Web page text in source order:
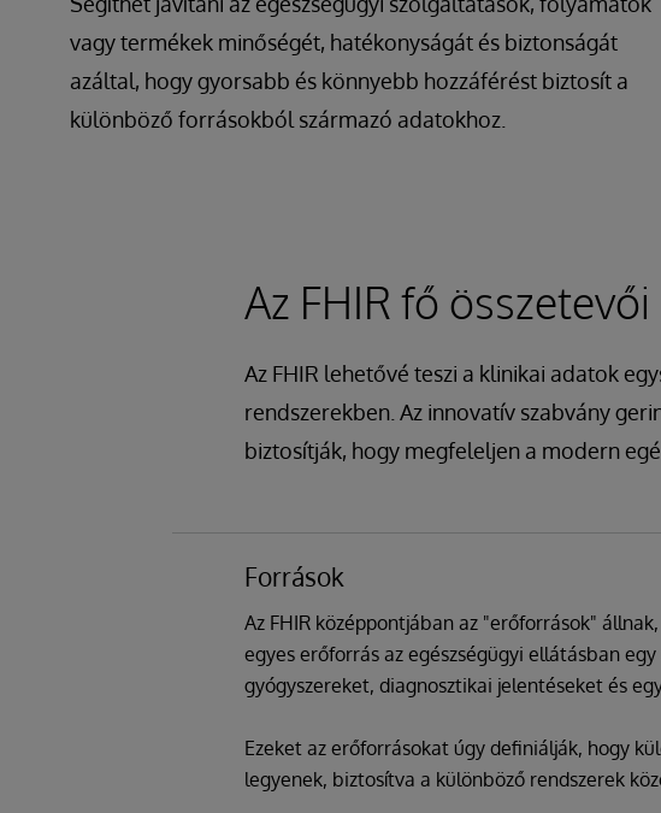
vagy termékek minőségét, hatékonyságát és biztonságát
azáltal, hogy gyorsabb és könnyebb hozzáférést biztosít a
különböző forrásokból származó adatokhoz.
Az FHIR fő összetevői
Az FHIR lehetővé teszi a klinikai adatok
rendszerekben. Az innovatív szabvány
biztosítják, hogy megfeleljen a modern
Források
Az FHIR középpontjában az "erőforrások"
egyes erőforrás az egészségügyi ellátásban
gyógyszereket, diagnosztikai jelentéseket és
Ezeket az erőforrásokat úgy definiálják, hogy
legyenek, biztosítva a különböző rendszerek